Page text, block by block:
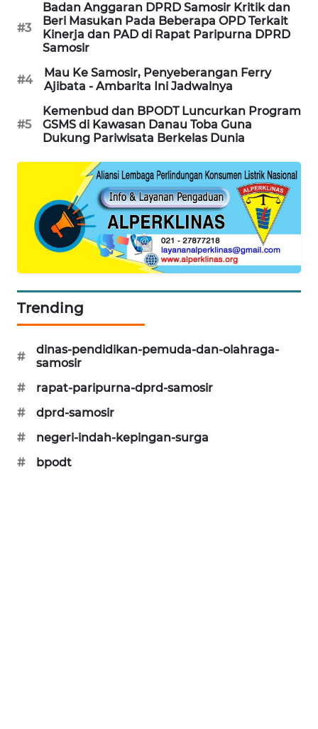
#3
Badan Anggaran DPRD Samosir Kritik dan
Beri Masukan Pada Beberapa OPD Terkait
Kinerja dan PAD di Rapat Paripurna DPRD
Samosir
#4
Mau Ke Samosir, Penyeberangan Ferry
Ajibata - Ambarita Ini Jadwalnya
#5
Kemenbud dan BPODT Luncurkan Program
GSMS di Kawasan Danau Toba Guna
Dukung Pariwisata Berkelas Dunia
Trending
#
dinas-pendidikan-pemuda-dan-olahraga-
samosir
#
rapat-paripurna-dprd-samosir
#
dprd-samosir
#
negeri-indah-kepingan-surga
#
bpodt